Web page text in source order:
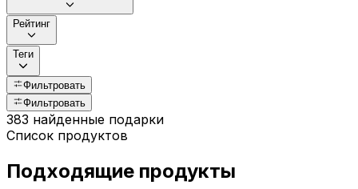
Рейтинг
Теги
Фильтровать
Фильтровать
383 найденные подарки
Список продуктов
Подходящие продукты